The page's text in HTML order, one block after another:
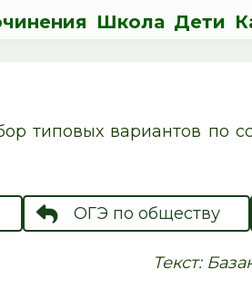
Школа Дети
типовых вариантов по
ОГЭ по обществу
Текст: